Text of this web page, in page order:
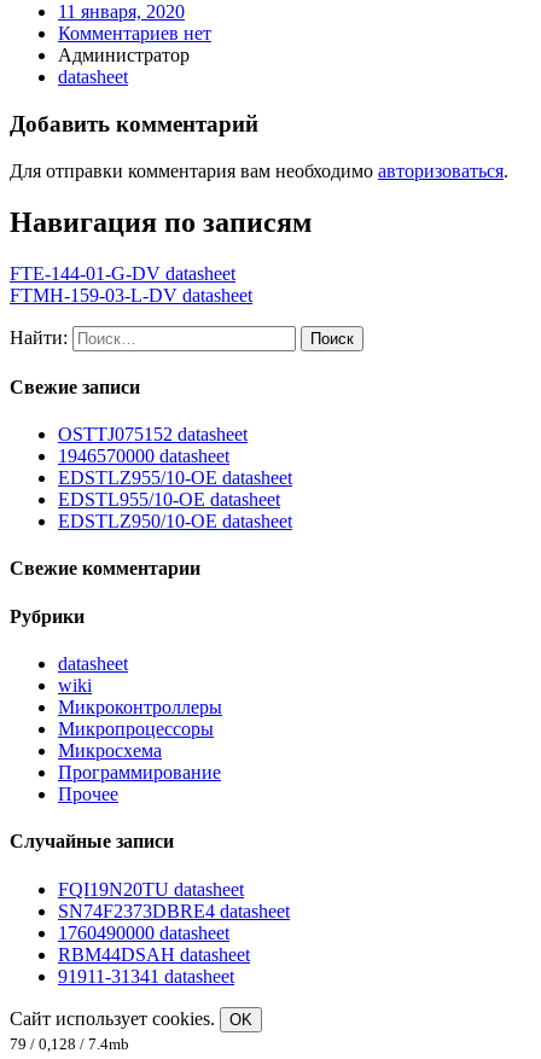
11 января, 2020
Комментариев нет
Администратор
datasheet
Добавить комментарий
Для отправки комментария вам необходимо авторизоваться.
Навигация по записям
FTE-144-01-G-DV datasheet
FTMH-159-03-L-DV datasheet
Найти:
Свежие записи
OSTTJ075152 datasheet
1946570000 datasheet
EDSTLZ955/10-OE datasheet
EDSTL955/10-OE datasheet
EDSTLZ950/10-OE datasheet
Свежие комментарии
Рубрики
datasheet
wiki
Микроконтроллеры
Микропроцессоры
Микросхема
Программирование
Прочее
Случайные записи
FQI19N20TU datasheet
SN74F2373DBRE4 datasheet
1760490000 datasheet
RBM44DSAH datasheet
91911-31341 datasheet
Сайт использует cookies.
OK
79 / 0,128 / 7.4mb